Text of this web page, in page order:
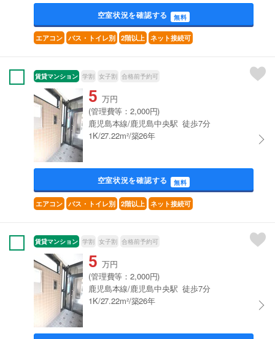
空室状況を確認する 無料
エアコン バス・トイレ別 2階以上 ネット接続可
賃貸マンション 学割 女子割 合格前予約可
5 万円
(管理費等：2,000円)
鹿児島本線/鹿児島中央駅 徒歩7分
1K/27.22m²/築26年
空室状況を確認する 無料
エアコン バス・トイレ別 2階以上 ネット接続可
賃貸マンション 学割 女子割 合格前予約可
5 万円
(管理費等：2,000円)
鹿児島本線/鹿児島中央駅 徒歩7分
1K/27.22m²/築26年